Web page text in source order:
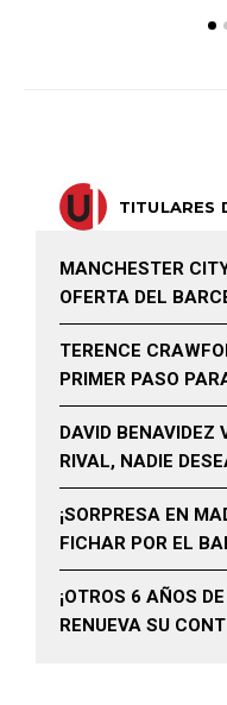
TITULARES
MANCHESTER
OFERTA DEL
TERENCE
PRIMER PASO
DAVID BENAVIDEZ
RIVAL, NADIE
¡SORPRESA EN
FICHAR POR EL
¡OTROS 6 AÑOS
RENUEVA SU